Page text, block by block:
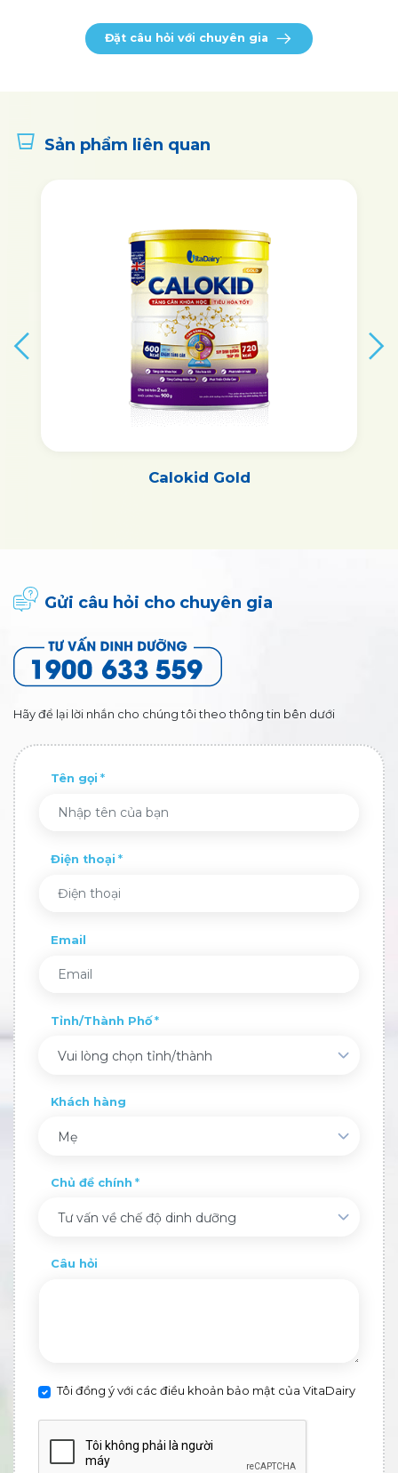
Đặt câu hỏi với chuyên gia
Sản phẩm liên quan
Calokid Gold
Gửi câu hỏi cho chuyên gia
Hãy để lại lời nhắn cho chúng tôi theo thông tin bên dưới
Tên gọi
Điện thoại
Email
Tỉnh/Thành Phố
Vui lòng chọn tỉnh/thành
Khách hàng
Mẹ
Chủ đề chính
Tư vấn về chế độ dinh dưỡng
Câu hỏi
Tôi đồng ý với các điều khoản bảo mật của VitaDairy